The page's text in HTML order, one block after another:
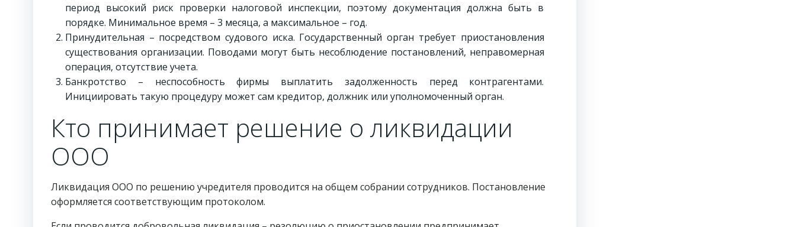
период высокий риск проверки налоговой инспекции, поэтому документация должна быть в
порядке. Минимальное время – 3 месяца, а максимальное – год.
Принудительная – посредством судового иска. Государственный орган требует приостановления
существования организации. Поводами могут быть несоблюдение постановлений, неправомерная
операция, отсутствие учета.
Банкротство – неспособность фирмы выплатить задолженность перед контрагентами.
Инициировать такую процедуру может сам кредитор, должник или уполномоченный орган.
Кто принимает решение о ликвидации
ООО
Ликвидация ООО по решению учредителя проводится на общем собрании сотрудников. Постановление
оформляется соответствующим протоколом.